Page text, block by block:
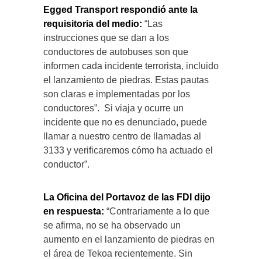
Egged Transport respondió ante la
requisitoria del medio: “Las
instrucciones que se dan a los
conductores de autobuses son que
informen cada incidente terrorista, incluido
el lanzamiento de piedras. Estas pautas
son claras e implementadas por los
conductores”. Si viaja y ocurre un
incidente que no es denunciado, puede
llamar a nuestro centro de llamadas al
3133 y verificaremos cómo ha actuado el
conductor”.
La Oficina del Portavoz de las FDI dijo
en respuesta: “Contrariamente a lo que
se afirma, no se ha observado un
aumento en el lanzamiento de piedras en
el área de Tekoa recientemente. Sin